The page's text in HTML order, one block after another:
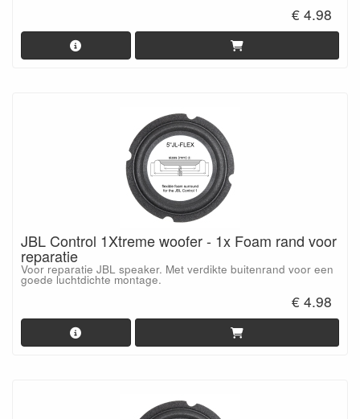
€ 4.98
JBL Control 1Xtreme woofer - 1x Foam rand voor
reparatie
Voor reparatie JBL speaker. Met verdikte buitenrand voor een
goede luchtdichte montage.
€ 4.98